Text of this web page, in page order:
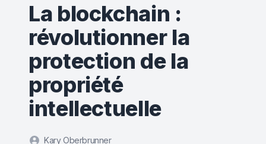
La blockchain :
révolutionner la
protection de la
propriété
intellectuelle
Kary Oberbrunner